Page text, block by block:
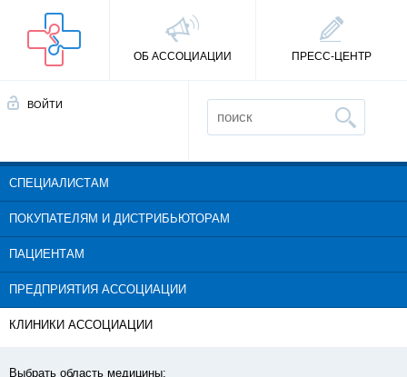
ОБ АССОЦИАЦИИ ПРЕСС-ЦЕНТР
ВОЙТИ
СПЕЦИАЛИСТАМ
ПОКУПАТЕЛЯМ И ДИСТРИБЬЮТОРАМ
ПАЦИЕНТАМ
ПРЕДПРИЯТИЯ АССОЦИАЦИИ
КЛИНИКИ АССОЦИАЦИИ
Выбрать область медицины: